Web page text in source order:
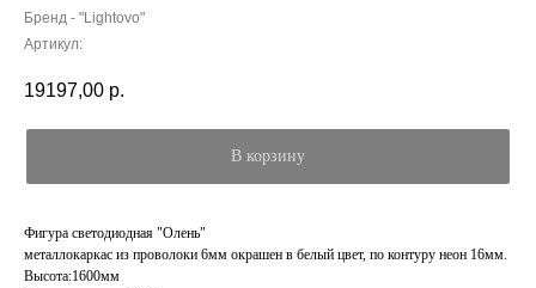
Бренд - "Lightovo"
Артикул:
19197,00 р.
В корзину
Фигура светодиодная "Олень"
металлокаркас из проволоки 6мм окрашен в белый цвет, по контуру неон 16мм.
Высота:1600мм